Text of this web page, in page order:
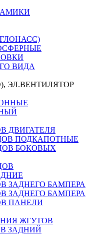
ГЛОНАСС)
ВИДА
ЭЛ.ВЕНТИЛЯТОР
ДВИГАТЕЛЯ
ПОДКАПОТНЫЕ
БОКОВЫХ
ЗАДНЕГО БАМПЕРА
ЗАДНЕГО БАМПЕРА
ПАНЕЛИ
ЖГУТОВ
ЗАДНИЙ